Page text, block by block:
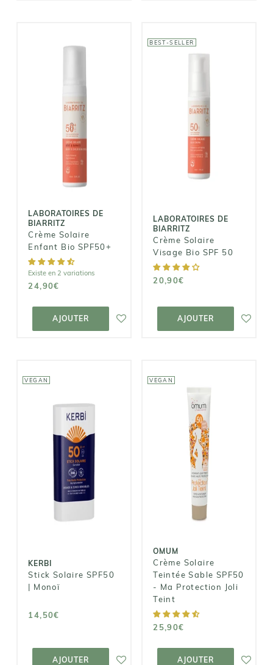
LABORATOIRES DE
BIARRITZ
Crème Solaire
Enfant Bio SPF50+
Existe en 2 variations
24,90€
AJOUTER
LABORATOIRES
DE BIARRITZ
Crème Solaire
Enfant Bio
SPF50+
AJOUTER AU
PANIER
BEST-SELLER
LABORATOIRES DE
BIARRITZ
Crème Solaire
Visage Bio SPF 50
20,90€
AJOUTER
LABORATOIRES
DE BIARRITZ
Crème Solaire
Visage Bio SPF
50
AJOUTER AU
PANIER
VEGAN
KERBI
Stick Solaire SPF50
| Monoï
14,50€
AJOUTER
KERBI
Stick Solaire
SPF50 | Monoï
AJOUTER AU
PANIER
VEGAN
OMUM
Crème Solaire
Teintée Sable SPF50
- Ma Protection Joli
Teint
25,90€
AJOUTER
OMUM
Crème Solaire
Teintée Sable
SPF50 - Ma
Protection Joli
Teint
AJOUTER AU
PANIER